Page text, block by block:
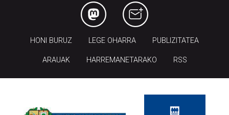
HONI BURUZ LEGE OHARRA PUBLIZITATEA
ARAUAK HARREMANETARAKO RSS